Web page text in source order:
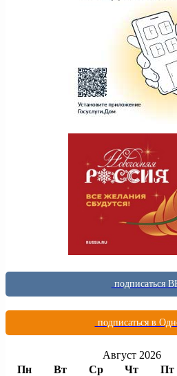
подписаться
подписаться в
Август 2026
Пн
Вт Ср Чт Пт